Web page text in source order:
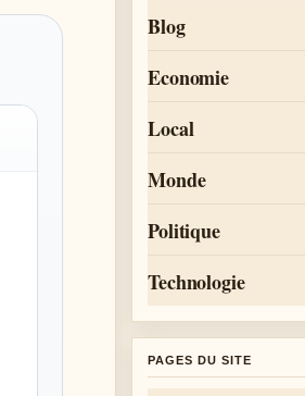
Blog
Economie
Local
Monde
Politique
Technologie
PAGES DU SITE